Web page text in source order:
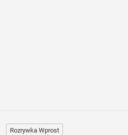
Rozrywka Wprost